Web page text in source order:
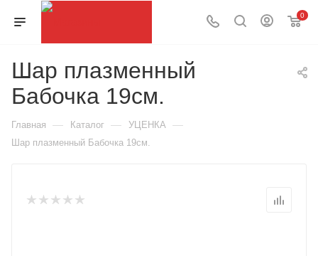
0
Шар плазменный
Бабочка 19см.
Главная — Каталог — УЦЕНКА —
Шар плазменный Бабочка 19см.